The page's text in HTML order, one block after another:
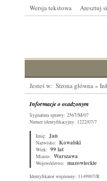
Wersja tekstowa Aresztuj
Jesteś w: Strona główna»
Informacje o osadzonym
Sygnatura sprawy: 2567/M/07
Numer identyfikacyjny: 1222/07/7
Imię: Jan
Nazwisko: Kowalski
Wiek: 99 lat
Miasto: Warszawa
Województwo: mazowieckie
Identyfikator więzienny: 1149907/R